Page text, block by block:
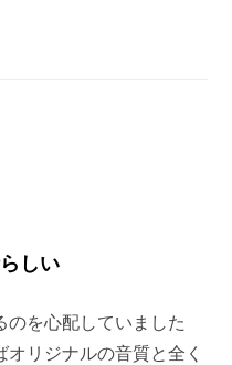
しい
のを心配していました
リジナルの音質と全く